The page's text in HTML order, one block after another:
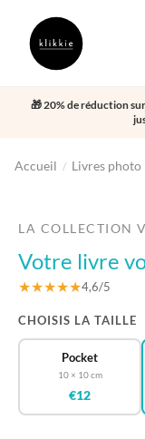
🎁 20% de réduction
Accueil / Livres photo
LA COLLECTION
Votre livre
★★★★★4,6/5
CHOISIS LA TAILLE
Pocket
10 × 10 cm
€12